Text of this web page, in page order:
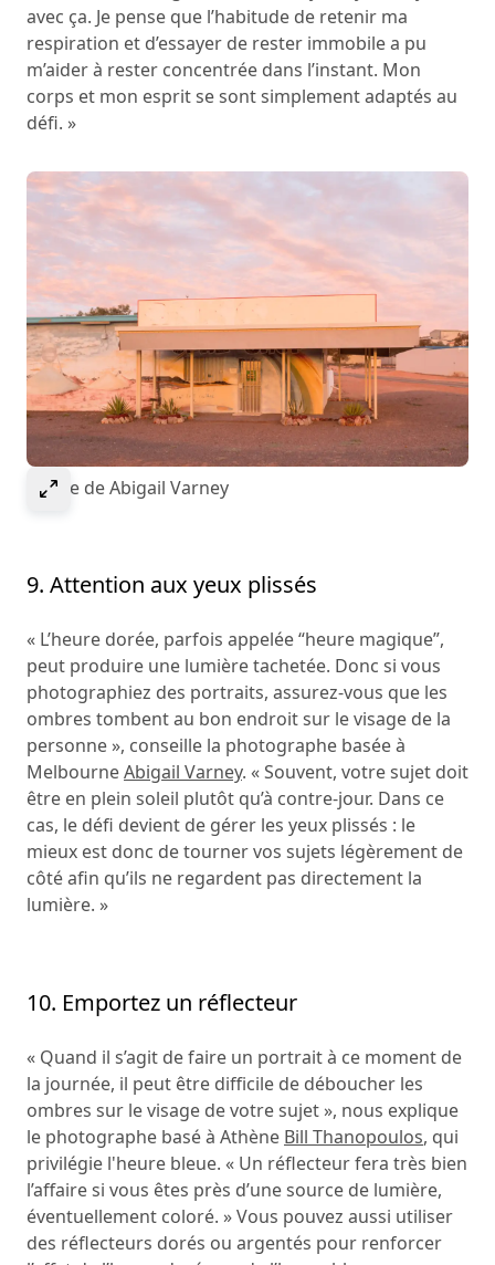
avec ça. Je pense que l’habitude de retenir ma
respiration et d’essayer de rester immobile a pu
m’aider à rester concentrée dans l’instant. Mon
corps et mon esprit se sont simplement adaptés au
défi. »
Select to expand image
Image de Abigail Varney
9. Attention aux yeux plissés
« L’heure dorée, parfois appelée “heure magique”,
peut produire une lumière tachetée. Donc si vous
photographiez des portraits, assurez-vous que les
ombres tombent au bon endroit sur le visage de la
personne », conseille la photographe basée à
MelbourneAbigail Varney. « Souvent, votre sujet doit
être en plein soleil plutôt qu’à contre-jour. Dans ce
cas, le défi devient de gérer les yeux plissés : le
mieux est donc de tourner vos sujets légèrement de
côté afin qu’ils ne regardent pas directement la
lumière. »
10. Emportez un réflecteur
« Quand il s’agit de faire un portrait à ce moment de
la journée, il peut être difficile de déboucher les
ombres sur le visage de votre sujet », nous explique
le photographe basé à Athène Bill Thanopoulos, qui
privilégie l'heure bleue. « Un réflecteur fera très bien
l’affaire si vous êtes près d’une source de lumière,
éventuellement coloré. » Vous pouvez aussi utiliser
des réflecteurs dorés ou argentés pour renforcer